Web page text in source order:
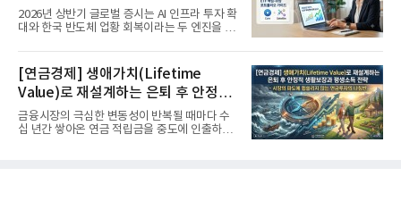
'실적'이 가르는 하반기를 맞다
2026년 상반기 글로벌 증시는 AI 인프라 투자 확
대와 한국 반도체 업황 회복이라는 두 엔진을 달
[연금경제] 생애가치(Lifetime
Value)로 재설계하는 은퇴 후 안정적
생활보장과 평생소득 전략
금융시장의 극심한 변동성이 반복될 때마다 수
십 년간 쌓아온 연금 적립금을 중도에 인출하거